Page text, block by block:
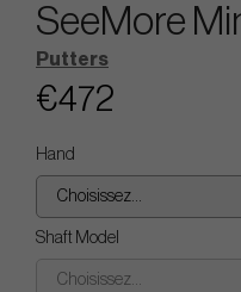
SeeMore
Putters
€472
Hand
Choisissez...
Shaft Model
Choisissez...